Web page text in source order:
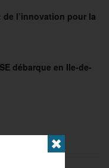
de l’innovation pour la
débarque en Ile-de-
✖